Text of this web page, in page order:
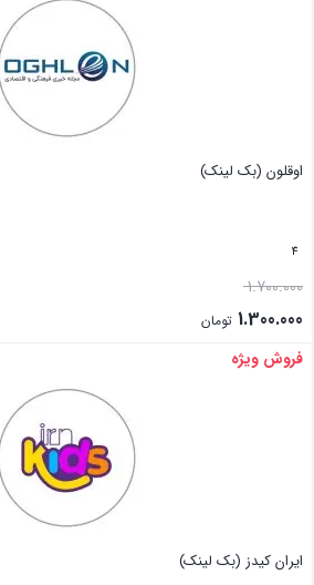
اوقلون (بک لینک)
4
1.700.000
1.300.000 تومان
بستن
فروش ویژه
ایران کیدز (بک لینک)